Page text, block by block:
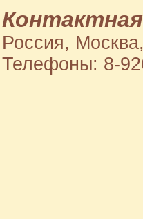
Россия,
Телефоны: 8-